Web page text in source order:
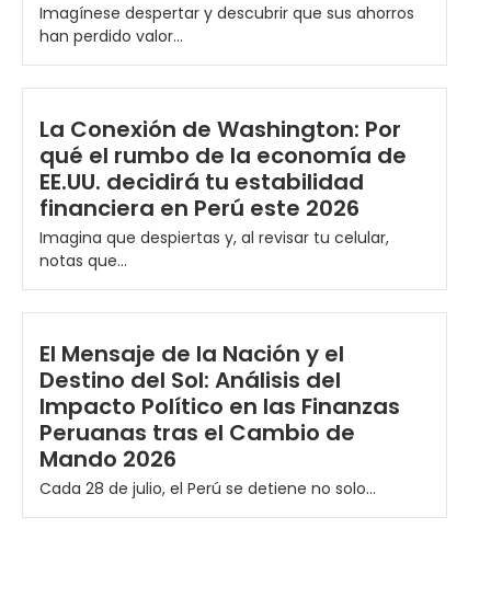
Imagínese despertar y descubrir que sus ahorros
han perdido valor...
La Conexión de Washington: Por
qué el rumbo de la economía de
EE.UU. decidirá tu estabilidad
financiera en Perú este 2026
Imagina que despiertas y, al revisar tu celular,
notas que...
El Mensaje de la Nación y el
Destino del Sol: Análisis del
Impacto Político en las Finanzas
Peruanas tras el Cambio de
Mando 2026
Cada 28 de julio, el Perú se detiene no solo...